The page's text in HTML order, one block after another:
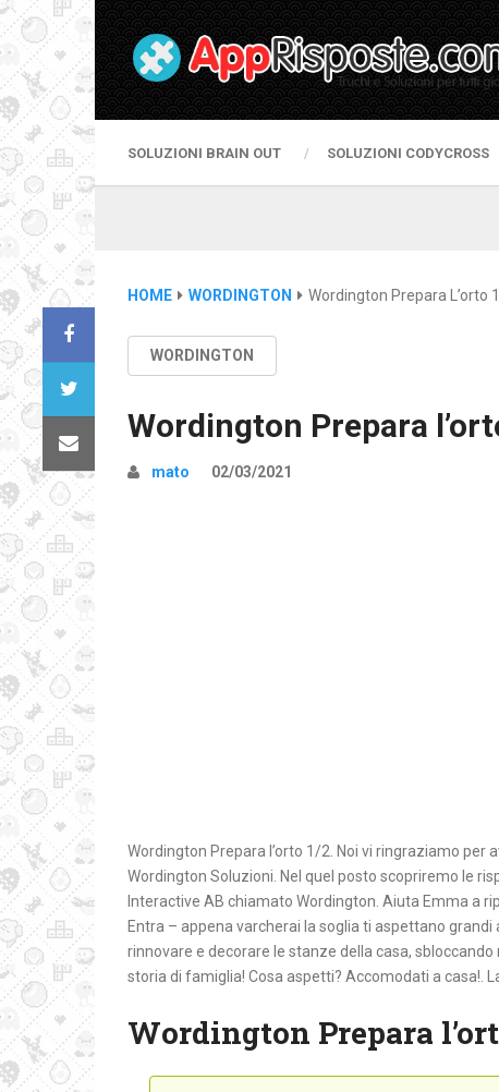
SOLUZIONI BRAIN OUT SOLUZIONI CODYCROSS
HOME WORDINGTON Wordington Prepara L’orto
WORDINGTON
Wordington Prepara
mato 02/03/2021
Wordington Prepara l’orto 1/2. Noi vi ringraziamo
Wordington Soluzioni. Nel quel posto scopriremo le
Interactive AB chiamato Wordington. Aiuta Emma a
Entra – appena varcherai la soglia ti aspettano
rinnovare e decorare le stanze della casa,
storia di famiglia! Cosa aspetti? Accomodati a casa!.
Wordington Prepara